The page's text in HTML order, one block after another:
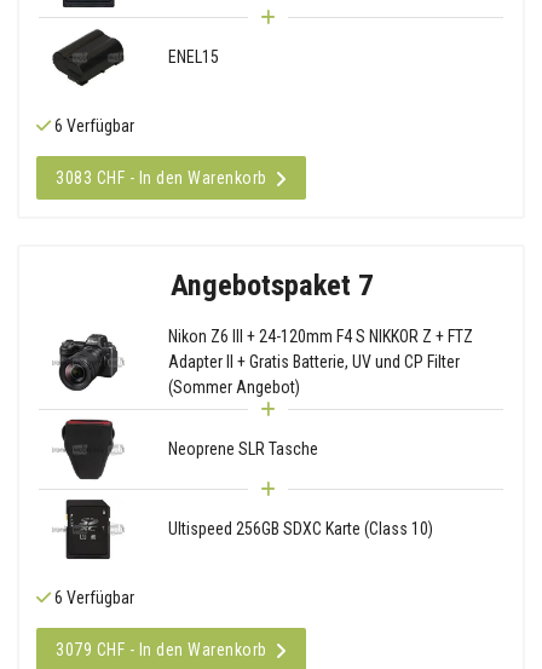
ENEL15
6 Verfügbar
3083 CHF - In den Warenkorb
Angebotspaket 7
Nikon Z6 III + 24-120mm F4 S NIKKOR Z + FTZ
Adapter II + Gratis Batterie, UV und CP Filter
(Sommer Angebot)
Neoprene SLR Tasche
Ultispeed 256GB SDXC Karte (Class 10)
6 Verfügbar
3079 CHF - In den Warenkorb